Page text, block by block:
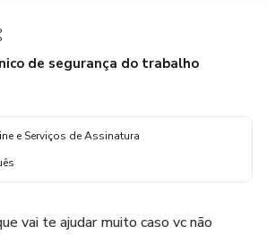
de segurança do trabalho
e Serviços de Assinatura
vai te ajudar muito caso vc não